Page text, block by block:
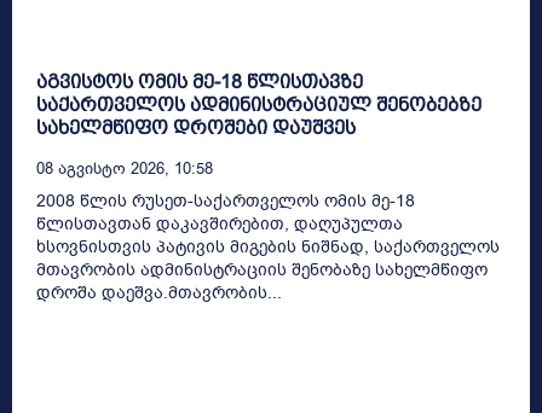
აგვისტოს ომის მე-18 წლისთავზე
საქართველოს ადმინისტრაციულ შენობებზე
სახელმწიფო დროშები დაუშვეს
08 Აგვისტო 2026, 10:58
2008 წლის რუსეთ-საქართველოს ომის მე-18
წლისთავთან დაკავშირებით, დაღუპულთა
ხსოვნისთვის პატივის მიგების ნიშნად, საქართველოს
მთავრობის ადმინისტრაციის შენობაზე სახელმწიფო
დროშა დაეშვა.მთავრობის...